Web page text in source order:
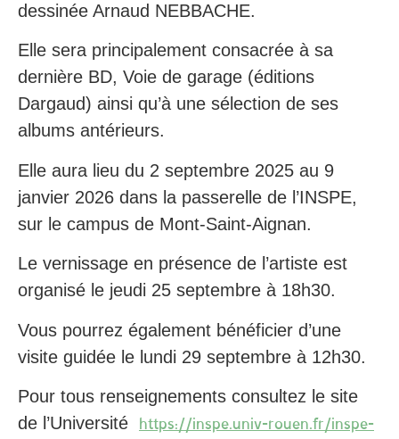
dessinée Arnaud NEBBACHE.
Elle sera principalement consacrée à sa
dernière BD, Voie de garage (éditions
Dargaud) ainsi qu’à une sélection de ses
albums antérieurs.
Elle aura lieu du 2 septembre 2025 au 9
janvier 2026 dans la passerelle de l’INSPE,
sur le campus de Mont-Saint-Aignan.
Le vernissage en présence de l’artiste est
organisé le jeudi 25 septembre à 18h30.
Vous pourrez également bénéficier d’une
visite guidée le lundi 29 septembre à 12h30.
Pour tous renseignements consultez le site
de l’Université https://inspe.univ-rouen.fr/inspe-